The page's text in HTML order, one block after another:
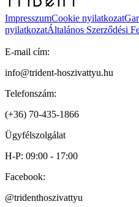
ImpresszumCookie nyilatkozat
nyilatkozatÁltalános Szerződési
E-mail cím:
info@trident-hoszivattyu.hu
Telefonszám:
(+36) 70-435-1866
Ügyfélszolgálat
H-P: 09:00 - 17:00
Facebook:
@tridenthoszivattyu